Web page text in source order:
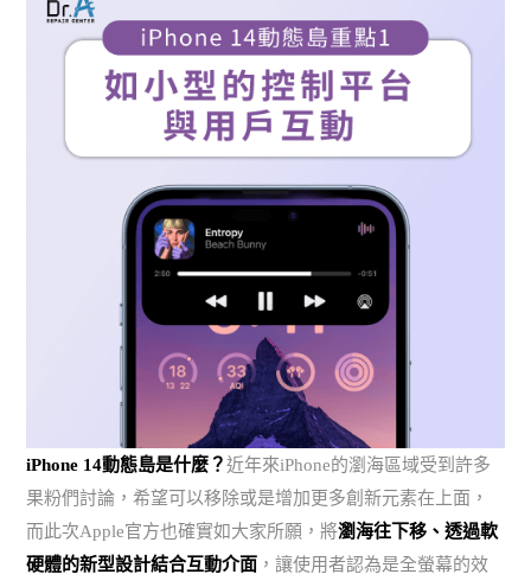
iPhone 14動態島是什麼？近年來iPhone的瀏海區域受到許多
果粉們討論，希望可以移除或是增加更多創新元素在上面，
而此次Apple官方也確實如大家所願，將瀏海往下移、透過軟
硬體的新型設計結合互動介面 ，讓使用者認為是全螢幕的效